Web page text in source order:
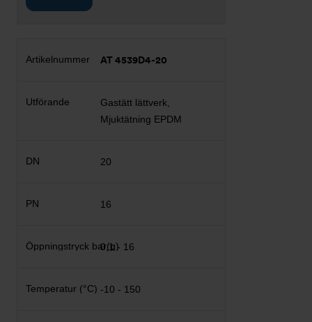
AT 4539D4-20
Gastätt lättverk,
Mjuktätning EPDM
20
16
0,1 - 16
-10 - 150